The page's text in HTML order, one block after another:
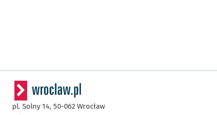
pl. Solny 14, 50-062 Wrocław